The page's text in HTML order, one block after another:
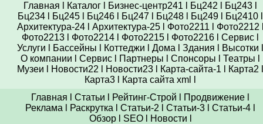
Главная
Каталог Бизнес-центр241 Бц242 Бц243
Бц234
Бц245 Бц246 Бц247 Бц248 Бц249 Бц2410
Архитектура-24l Архитектура-25l Фото2211 Фото2212
Фото2213
Фото2214 Фото2215 Фото2216 Сервис
Услуги
Бассейны Коттеджи Дома Здания Высотки
О компании
Сервис Партнеры Спонсоры Театры
Музеи
Новости22 Новости23 Карта-сайта-1 Карта2
Карта3
Карта сайта xml
Главная
Статьи Рейтинг-Строй Продвижение
Реклама
Раскрутка Статьи-2 Статьи-3 Статьи-4
Обзорl SEOl Новости